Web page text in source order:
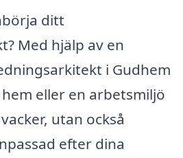
ditt
Med hjälp av en
i Gudhem
eller en arbetsmiljö
utan också
efter dina